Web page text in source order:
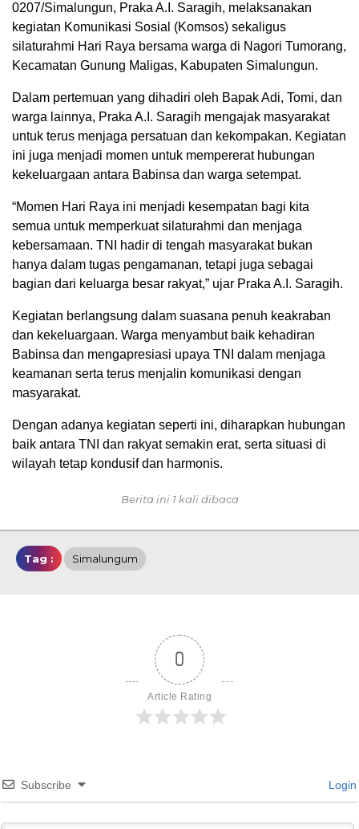
0207/Simalungun, Praka A.I. Saragih, melaksanakan
kegiatan Komunikasi Sosial (Komsos) sekaligus
silaturahmi Hari Raya bersama warga di Nagori Tumorang,
Kecamatan Gunung Maligas, Kabupaten Simalungun.
Dalam pertemuan yang dihadiri oleh Bapak Adi, Tomi, dan
warga lainnya, Praka A.I. Saragih mengajak masyarakat
untuk terus menjaga persatuan dan kekompakan. Kegiatan
ini juga menjadi momen untuk mempererat hubungan
kekeluargaan antara Babinsa dan warga setempat.
“Momen Hari Raya ini menjadi kesempatan bagi kita
semua untuk memperkuat silaturahmi dan menjaga
kebersamaan. TNI hadir di tengah masyarakat bukan
hanya dalam tugas pengamanan, tetapi juga sebagai
bagian dari keluarga besar rakyat,” ujar Praka A.I. Saragih.
Kegiatan berlangsung dalam suasana penuh keakraban
dan kekeluargaan. Warga menyambut baik kehadiran
Babinsa dan mengapresiasi upaya TNI dalam menjaga
keamanan serta terus menjalin komunikasi dengan
masyarakat.
Dengan adanya kegiatan seperti ini, diharapkan hubungan
baik antara TNI dan rakyat semakin erat, serta situasi di
wilayah tetap kondusif dan harmonis.
Berita ini 1 kali dibaca
Tag : Simalungum
0
Article Rating
Subscribe Login